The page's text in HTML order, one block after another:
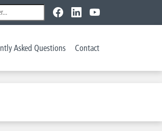
Asked Questions Contact